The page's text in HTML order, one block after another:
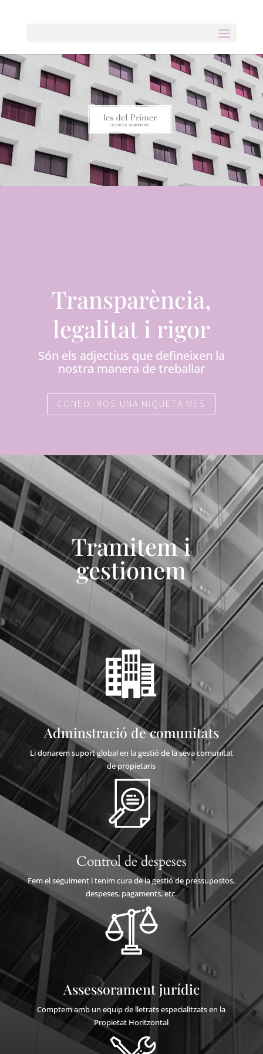
Transparència,
legalitat i rigor
Són els adjectius que defineixen la
nostra manera de treballar
CONEIX-NOS UNA MIQUETA MÉS
Tramitem i
gestionem
Adminstració de comunitats
Li donarem suport global en la gestió de la seva comunitat
de propietaris
Control de despeses
Fem el seguiment i tenim cura de la gestió de pressupostos,
despeses, pagaments, etc.
Assessorament jurídic
Comptem amb un equip de lletrats especialitzats en la
Propietat Horitzontal